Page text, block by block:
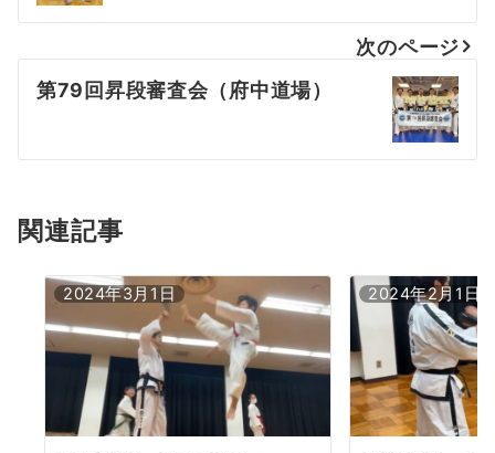
ナ
ビ
ゲ
ョ
ン
次のページ
第79回昇段審査会（府中道場）
関連記事
2024年3月1日 2024年2月1日